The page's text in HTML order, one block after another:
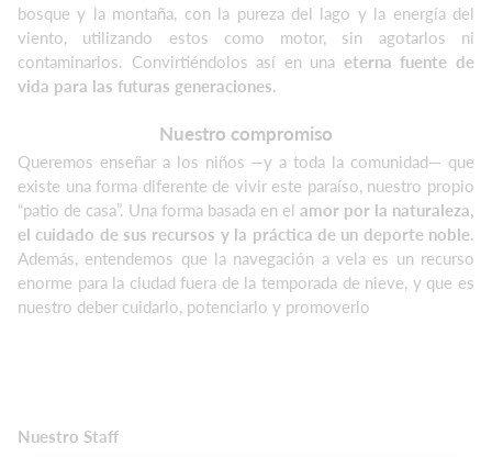
bosque y la montaña, con la pureza del lago y la energía del
viento, utilizando estos como motor, sin agotarlos ni
contaminarlos. Convirtiéndolos así en una eterna fuente de
vida para las futuras generaciones.
Nuestro compromiso
Queremos enseñar a los niños —y a toda la comunidad— que
existe una forma diferente de vivir este paraíso, nuestro propio
“patio de casa”. Una forma basada en el amor por la naturaleza,
el cuidado de sus recursos y la práctica de un deporte noble
Además, entendemos que la navegación a vela es un recurso
enorme para la ciudad fuera de la temporada de nieve, y que es
nuestro deber cuidarlo, potenciarlo y promoverlo
Nuestro Staff